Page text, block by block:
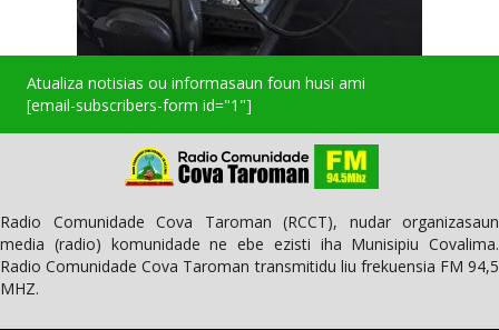
Atualiza notisias ou informasaun foun husi ami
[email-subscribers-form id="1"]
Radio Comunidade Cova Taroman (RCCT), nudar organizasaun
media (radio) komunidade ne ebe ezisti iha Munisipiu Covalima.
Radio Comunidade Cova Taroman transmitidu liu frekuensia FM 94,5
MHZ.